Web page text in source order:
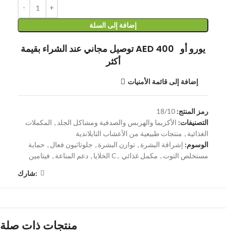
إضافة إلى السلة
توصيل مجاني عند الشراء بقيمة AED 400 يورو أو
أكثر
إضافة إلى قائمة الأمنيات
رمز المنتج: 18/10
التصنيفات: الأكزيما والهربس والصدفية ومشاكل الجلد , المكملات
الغذائية , منتجات طبيعية من الأعشاب التايلاندية
الوسوم: إشراقة البشرة , توازن البشرة , جلوتاثيون فعال , حماية
الخلايا , دعم المناعة , فيتامين C, مستخلص التوت , مكمل غذائي
شارك:
منتجات ذات صلة